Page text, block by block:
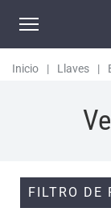
Inicio | Llaves |
FILTRO DE